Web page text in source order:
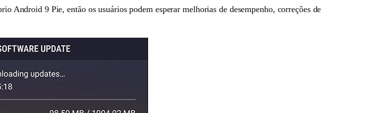
Android 9 Pie, então os usuários podem esperar melhorias de desempenho, correções de